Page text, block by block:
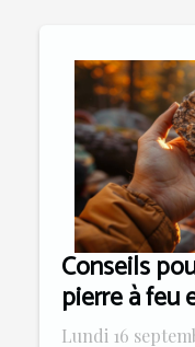
Conseils
pierre à feu
Lundi 16